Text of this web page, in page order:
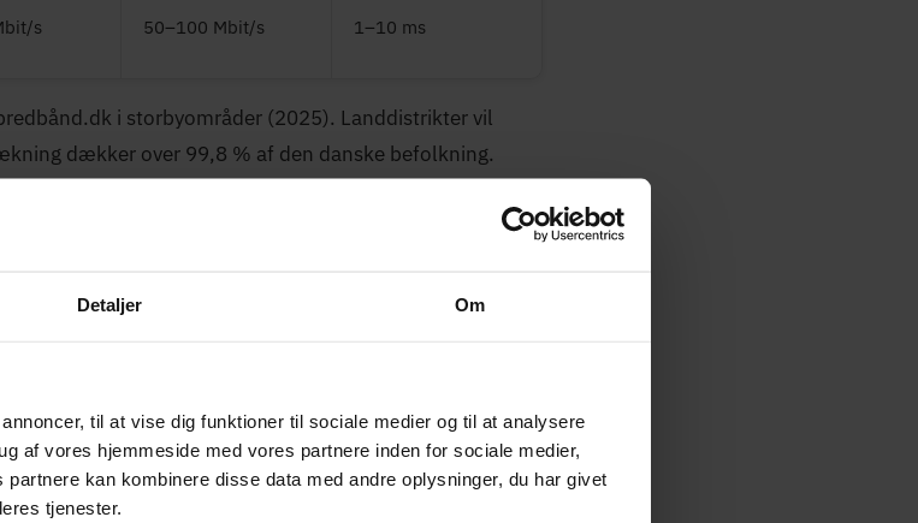
Detaljer Om
til at vise dig funktioner til sociale medier og til at analysere
af vores hjemmeside med vores partnere inden for sociale medier,
kan kombinere disse data med andre oplysninger, du har givet
tjenester.
s 50–100 Mbit/s 1–10 ms
i storbyområder (2025). Landdistrikter vil
dækker over 99,8 % af den danske befolkning.
det rigtige valg?
alle, men i disse situationer er det klart det bedste valg:
du betaler kun, når du bruger det.
lejlighed i kortere tid, er mobilt bredbånd hurtigere at
Cirka 9 % af danske boliger har endnu ikke adgang til